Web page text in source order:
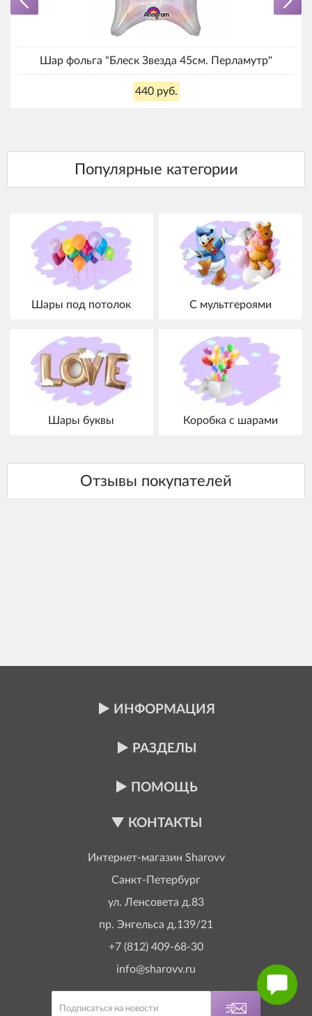
Шар фольга "Блеск Звезда 45см. Перламутр"
440 руб.
Шары под потолок С мультгероями
Шары буквы Коробка с шарами
ИНФОРМАЦИЯ
РАЗДЕЛЫ
ПОМОЩЬ
КОНТАКТЫ
Интернет-магазин Sharovv
Санкт-Петербург
ул. Ленсовета д.83
пр. Энгельса д.139/21
+7 (812) 409-68-30
info@sharovv.ru